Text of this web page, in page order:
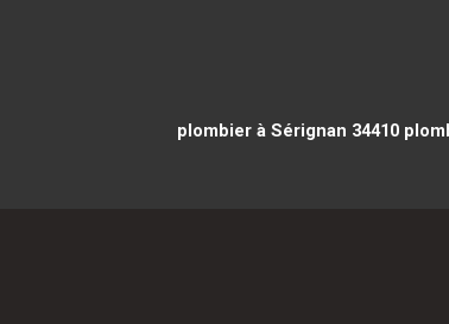
plombier à Sérignan 34410